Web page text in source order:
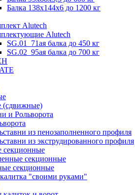
Балка 138х144х6 до 1200 кг
Alutech
Alutech
SG.01_71ая балка до 450 кг
SG.02_95ая балка до 700 кг
(сдвижные)
и Рольворота
из пенозаполненного профиля
из экструдированного профиля
секционные
секционные
секционные
"своими руками"